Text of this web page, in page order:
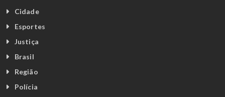
Cidade
Esportes
Justiça
Brasil
Região
Polícia